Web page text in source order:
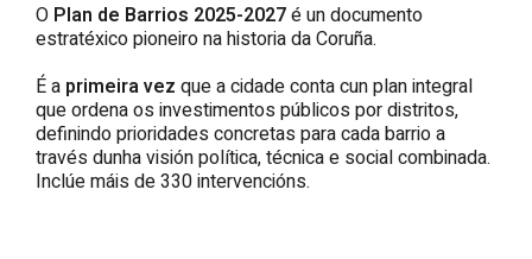
O Plan de Barrios 2025-2027é un documento
estratéxico pioneiro na historia da Coruña.
É a primeira vez que a cidade conta cun plan integral
que ordena os investimentos públicos por distritos,
definindo prioridades concretas para cada barrio a
través dunha visión política, técnica e social combinada.
Inclúe máis de 330 intervencións.